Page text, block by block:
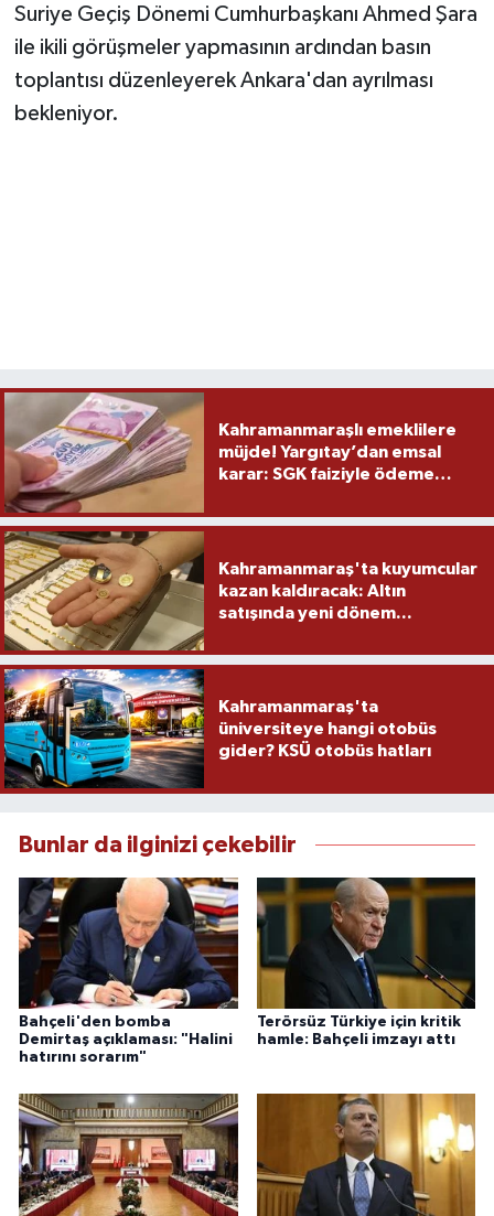
Suriye Geçiş Dönemi Cumhurbaşkanı Ahmed Şara
ile ikili görüşmeler yapmasının ardından basın
toplantısı düzenleyerek Ankara'dan ayrılması
bekleniyor.
Kahramanmaraşlı emeklilere
müjde! Yargıtay’dan emsal
karar: SGK faiziyle ödeme
Kahramanmaraş'ta kuyumcular
kazan kaldıracak: Altın
satışında yeni dönem...
Kahramanmaraş'ta
üniversiteye hangi otobüs
gider? KSÜ otobüs hatları
Bunlar da ilginizi çekebilir
Bahçeli'den bomba
Demirtaş açıklaması: "Halini
hatırını sorarım"
Terörsüz Türkiye için kritik
hamle: Bahçeli imzayı attı